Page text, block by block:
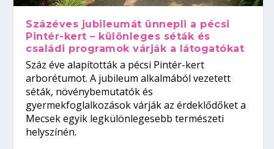
Százéves jubileumát ünnepli a pécsi
Pintér-kert – különleges séták és
családi programok várják a látogatókat
Száz éve alapították a pécsi Pintér-kert
arborétumot. A jubileum alkalmából vezetett
séták, növénybemutatók és
gyermekfoglalkozások várják az érdeklődőket a
Mecsek egyik legkülönlegesebb természeti
helyszínén.